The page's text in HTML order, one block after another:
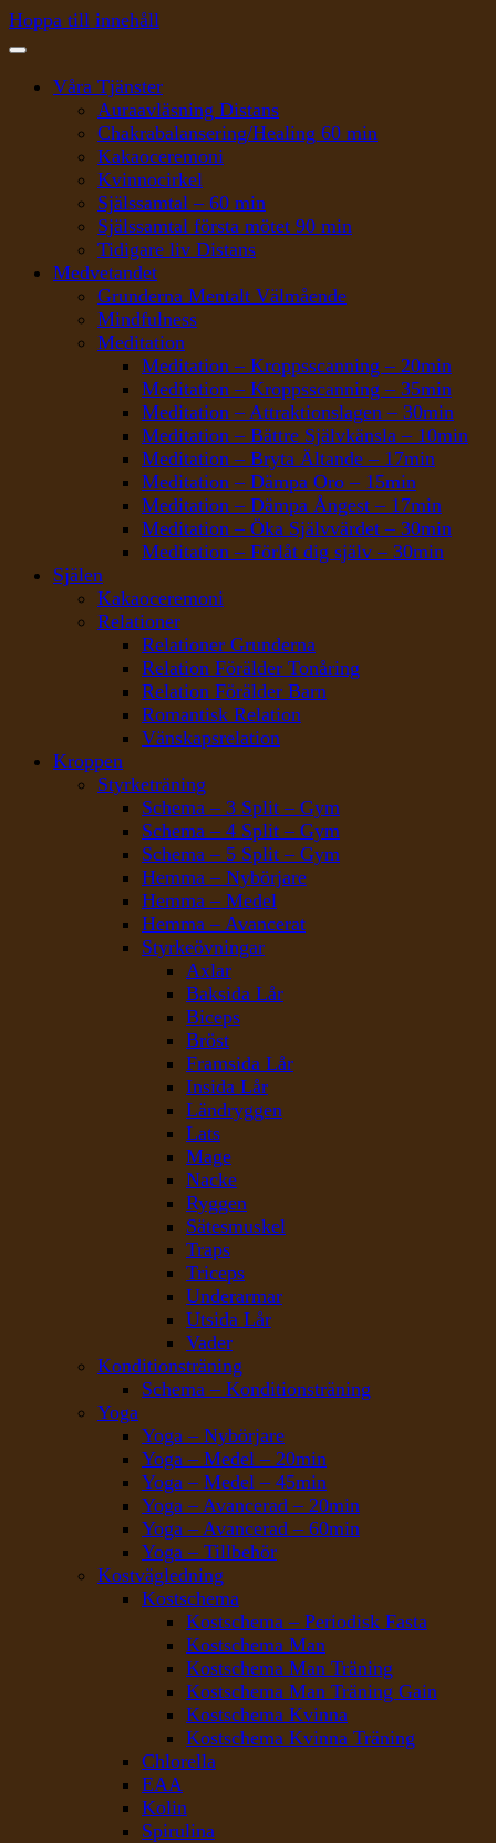
Hoppa till innehåll
Våra Tjänster
Auraavläsning Distans
Chakrabalansering/Healing 60 min
Kakaoceremoni
Kvinnocirkel
Själssamtal – 60 min
Själssamtal första mötet 90 min
Tidigare liv Distans
Medvetandet
Grunderna Mentalt Välmående
Mindfulness
Meditation
Meditation – Kroppsscanning – 20min
Meditation – Kroppsscanning – 35min
Meditation – Attraktionslagen – 30min
Meditation – Bättre Självkänsla – 10min
Meditation – Bryta Ältande – 17min
Meditation – Dämpa Oro – 15min
Meditation – Dämpa Ångest – 17min
Meditation – Öka Självvärdet – 30min
Meditation – Förlåt dig själv – 30min
Själen
Kakaoceremoni
Relationer
Relationer Grunderna
Relation Förälder Tonåring
Relation Förälder Barn
Romantisk Relation
Vänskapsrelation
Kroppen
Styrketräning
Schema – 3 Split – Gym
Schema – 4 Split – Gym
Schema – 5 Split – Gym
Hemma – Nybörjare
Hemma – Medel
Hemma – Avancerat
Styrkeövningar
Axlar
Baksida Lår
Biceps
Bröst
Framsida Lår
Insida Lår
Ländryggen
Lats
Mage
Nacke
Ryggen
Sätesmuskel
Traps
Triceps
Underarmar
Utsida Lår
Vader
Konditionsträning
Schema – Konditionsträning
Yoga
Yoga – Nybörjare
Yoga – Medel – 20min
Yoga – Medel – 45min
Yoga – Avancerad – 20min
Yoga – Avancerad – 60min
Yoga – Tillbehör
Kostvägledning
Kostschema
Kostschema – Periodisk Fasta
Kostschema Man
Kostschema Man Träning
Kostschema Man Träning Gain
Kostschema Kvinna
Kostschema Kvinna Träning
Chlorella
EAA
Kolin
Spirulina